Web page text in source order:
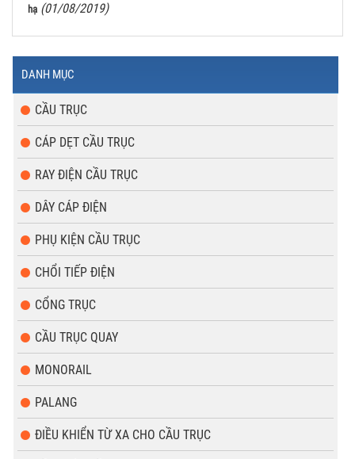
hạ (01/08/2019)
DANH MỤC
CẦU TRỤC
CÁP DẸT CẦU TRỤC
RAY ĐIỆN CẦU TRỤC
DÂY CÁP ĐIỆN
PHỤ KIỆN CẦU TRỤC
CHỔI TIẾP ĐIỆN
CỔNG TRỤC
CẦU TRỤC QUAY
MONORAIL
PALANG
ĐIỀU KHIỂN TỪ XA CHO CẦU TRỤC